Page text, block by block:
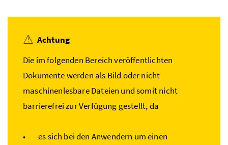
Achtung
Die im folgenden Bereich veröffentlichten
Dokumente werden als Bild oder nicht
maschinenlesbare Dateien und somit nicht
barrierefrei zur Verfügung gestellt, da
es sich bei den Anwendern um einen